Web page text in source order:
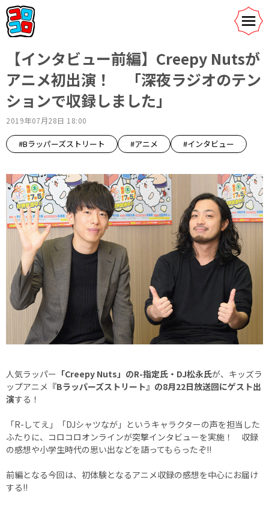
【インタビュー前編】Creepy Nutsが
アニメ初出演！ 「深夜ラジオのテン
ションで収録しました」
2019年07月28日 18:00
#Bラッパーズストリート #アニメ #インタビュー
人気ラッパー 「Creepy Nuts」のR-指定氏・DJ松永氏が、キッズラ
ップアニメ 『Bラッパーズストリート』の8月22日放送回にゲスト出
演する！
「R-してえ」「DJシャツなが」というキャラクターの声を担当した
ふたりに、コロコロオンラインが突撃インタビューを実施！ 収録
の感想や小学生時代の思い出などを語ってもらったぞ!!
前編となる今回は、初体験となるアニメ収録の感想を中心にお届け
する!!